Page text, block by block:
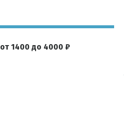
от 1400 до 4000 ₽